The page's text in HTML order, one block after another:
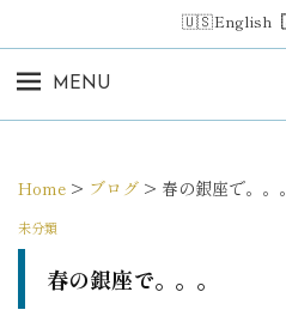
c
e
o
English
MENU
Home > ブログ > 春の銀座で。。。
未分類
春の銀座で。。。